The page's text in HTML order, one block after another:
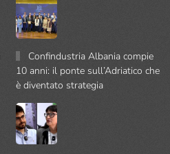
Confindustria Albania compie
10 anni: il ponte sull’Adriatico che
è diventato strategia